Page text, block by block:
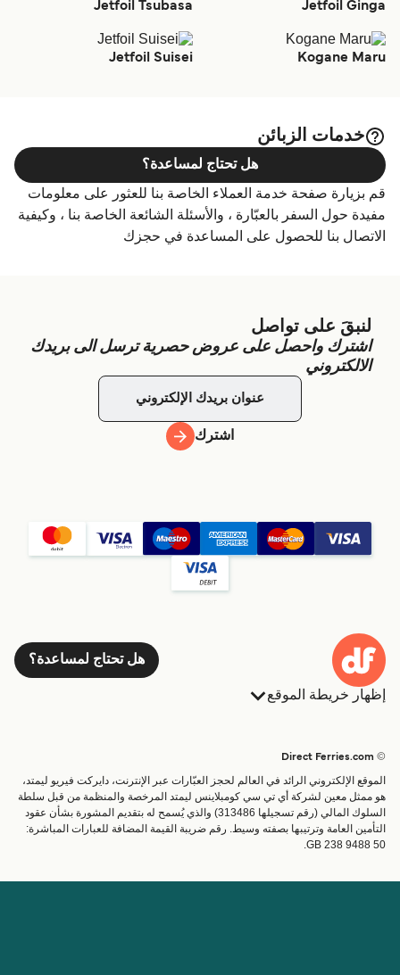
Jetfoil Ginga
Jetfoil Tsubasa
Kogane Maru
Jetfoil Suisei
خدمات الزبائن
قم بزيارة صفحة خدمة العملاء الخاصة بنا للعثور على معلومات
مفيدة حول السفر بالعبّارة ، والأسئلة الشائعة الخاصة بنا ، وكيفية
الاتصال بنا للحصول على المساعدة في حجزك
هل تحتاج لمساعدة؟
لنبقَ على تواصل
اشترك واحصل على عروض حصرية ترسل الى بريدك
الالكتروني
اشترك
هل تحتاج لمساعدة؟
إظهار خريطة الموقع
البلدان
خدمات الزبائن
الباحث عن الرحلات والموانئ
تذاكر العبّارة
العبارات
شحن
عبارة صغيرة
القطار والعبارة
الموقع الإلكتروني الرائد في العالم لحجز العبّارات عبر الإنترنت، دايركت فيريو ليمتد،
هو ممثل معين لشركة أي تي سي كومبلاينس ليمتد المرخصة والمنظمة من قبل سلطة
السلوك المالي (رقم تسجيلها 313486) والذي يُسمح له بتقديم المشورة بشأن عقود
التأمين العامة وترتيبها بصفته وسيط. رقم ضريبة القيمة المضافة للعبارات المباشرة:
GB 238 9488 50.